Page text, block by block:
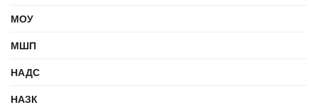
МОУ
МШП
НАДС
НАЗК